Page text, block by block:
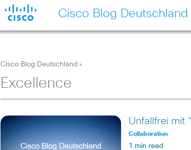
Cisco Blog Deutschland
Cisco Blog Deutschland >
Excellence
Unfallfrei mit
Collaboration
1 min read